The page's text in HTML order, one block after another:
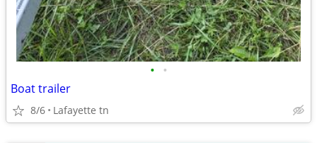
• •
Boat trailer
8/6 Lafayette tn